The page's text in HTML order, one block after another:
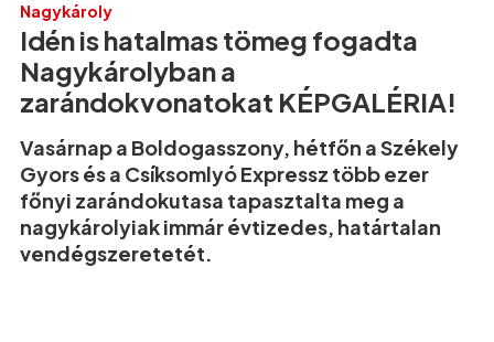
Nagykároly
Idén is hatalmas tömeg fogadta
Nagykárolyban a
zarándokvonatokat KÉPGALÉRIA!
Vasárnap a Boldogasszony, hétfőn a Székely
Gyors és a Csíksomlyó Expressz több ezer
főnyi zarándokutasa tapasztalta meg a
nagykárolyiak immár évtizedes, határtalan
vendégszeretetét.